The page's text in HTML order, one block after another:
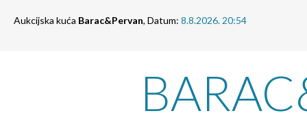
Aukcijska kuća Barac&Pervan, Datum: 8.8.2026. 20:54